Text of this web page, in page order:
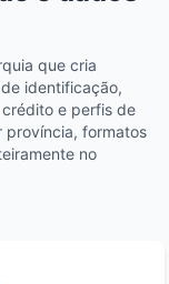
que cria
identificação,
e perfis de
província, formatos
no